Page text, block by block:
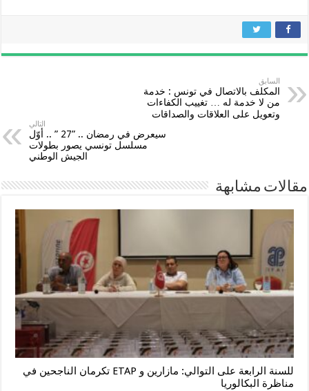
السابق
المكلف بالاتصال في تونس : خدمة
من لا خدمة له … تغييب الكفاءات
وتعويل على العلاقات والصداقات
التالي
سيعرض في رمضان .. ”27 ” .. أوّل
مسلسل تونسي يصور بطولات
الجيش الوطني
مقالات مشابهة
للسنة الرابعة على التوالي: مازارين و ETAP تكرمان الناجحين في
مناظرة البكالوريا